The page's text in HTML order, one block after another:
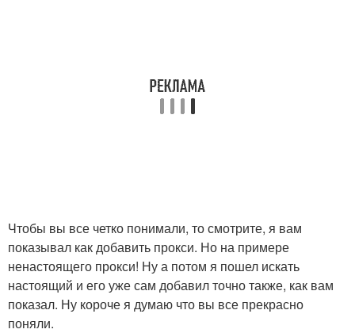
Чтобы вы все четко понимали, то смотрите, я вам
показывал как добавить прокси. Но на примере
ненастоящего прокси! Ну а потом я пошел искать
настоящий и его уже сам добавил точно также, как вам
показал. Ну короче я думаю что вы все прекрасно
поняли.